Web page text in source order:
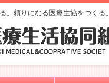
。頼りになる医療生協をつくる。